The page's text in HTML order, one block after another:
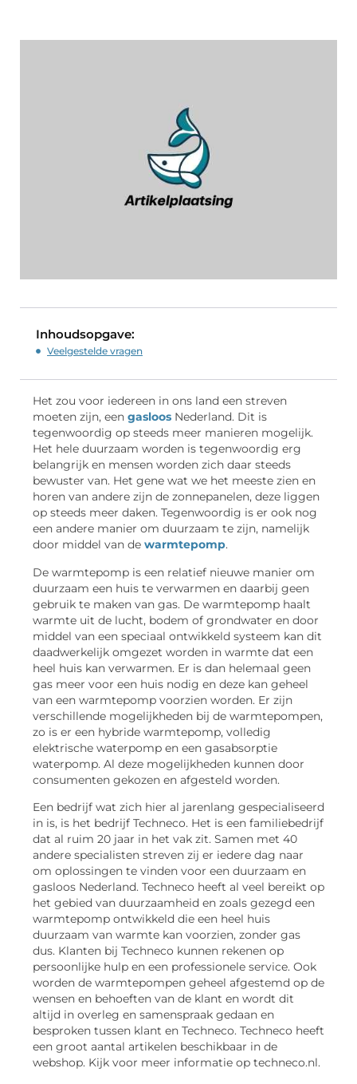
Inhoudsopgave:
Veelgestelde vragen
Het zou voor iedereen in ons land een streven
moeten zijn, een gasloos Nederland. Dit is
tegenwoordig op steeds meer manieren mogelijk.
Het hele duurzaam worden is tegenwoordig erg
belangrijk en mensen worden zich daar steeds
bewuster van. Het gene wat we het meeste zien en
horen van andere zijn de zonnepanelen, deze liggen
op steeds meer daken. Tegenwoordig is er ook nog
een andere manier om duurzaam te zijn, namelijk
door middel van de warmtepomp.
De warmtepomp is een relatief nieuwe manier om
duurzaam een huis te verwarmen en daarbij geen
gebruik te maken van gas. De warmtepomp haalt
warmte uit de lucht, bodem of grondwater en door
middel van een speciaal ontwikkeld systeem kan dit
daadwerkelijk omgezet worden in warmte dat een
heel huis kan verwarmen. Er is dan helemaal geen
gas meer voor een huis nodig en deze kan geheel
van een warmtepomp voorzien worden. Er zijn
verschillende mogelijkheden bij de warmtepompen,
zo is er een hybride warmtepomp, volledig
elektrische waterpomp en een gasabsorptie
waterpomp. Al deze mogelijkheden kunnen door
consumenten gekozen en afgesteld worden.
Een bedrijf wat zich hier al jarenlang gespecialiseerd
in is, is het bedrijf Techneco. Het is een familiebedrijf
dat al ruim 20 jaar in het vak zit. Samen met 40
andere specialisten streven zij er iedere dag naar
om oplossingen te vinden voor een duurzaam en
gasloos Nederland. Techneco heeft al veel bereikt op
het gebied van duurzaamheid en zoals gezegd een
warmtepomp ontwikkeld die een heel huis
duurzaam van warmte kan voorzien, zonder gas
dus. Klanten bij Techneco kunnen rekenen op
persoonlijke hulp en een professionele service. Ook
worden de warmtepompen geheel afgestemd op de
wensen en behoeften van de klant en wordt dit
altijd in overleg en samenspraak gedaan en
besproken tussen klant en Techneco. Techneco heeft
een groot aantal artikelen beschikbaar in de
webshop. Kijk voor meer informatie op techneco.nl.